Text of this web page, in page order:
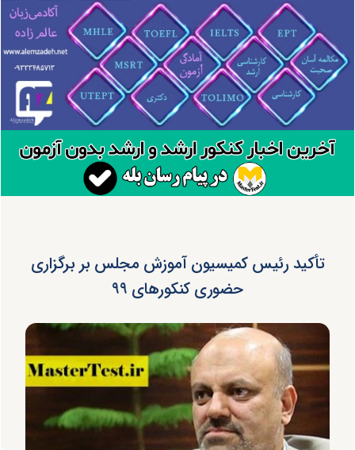
تأکید رئیس کمیسیون آموزش مجلس بر برگزاری
حضوری کنکورهای ۹۹